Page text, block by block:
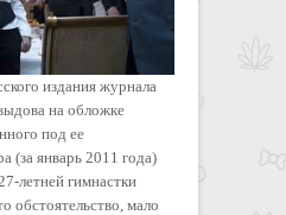
издания журнала
на обложке
под ее
(за январь 2011 года)
летней гимнастки
обстоятельство, мало